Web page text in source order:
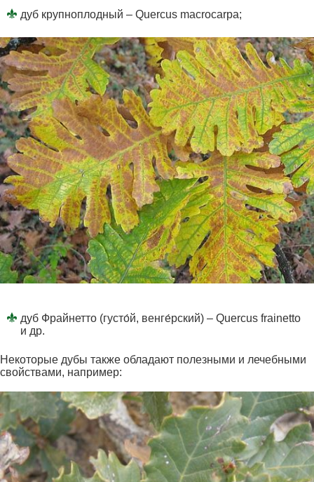
дуб крупноплодный – Quercus macrocarpa;
дуб Фрайнетто (густо́й, венге́рский) – Quercus frainetto
и др.
Некоторые дубы также обладают полезными и лечебными
свойствами, например: